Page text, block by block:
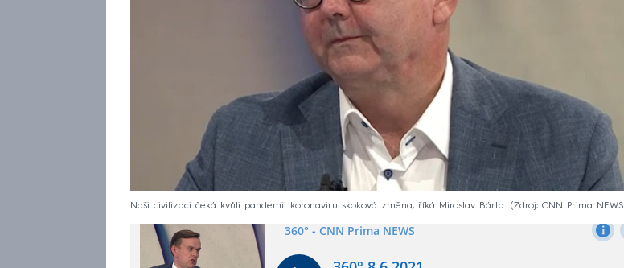
Naši civilizaci čeká kvůli pandemii koronaviru skoková změna, říká Miroslav Bárta. Zdroj: CNN Prima NEWS